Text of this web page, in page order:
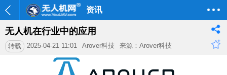
资讯
无人机在行业中的应用
转载 2025-04-21 11:01 Arover科技 来源：Arover科技